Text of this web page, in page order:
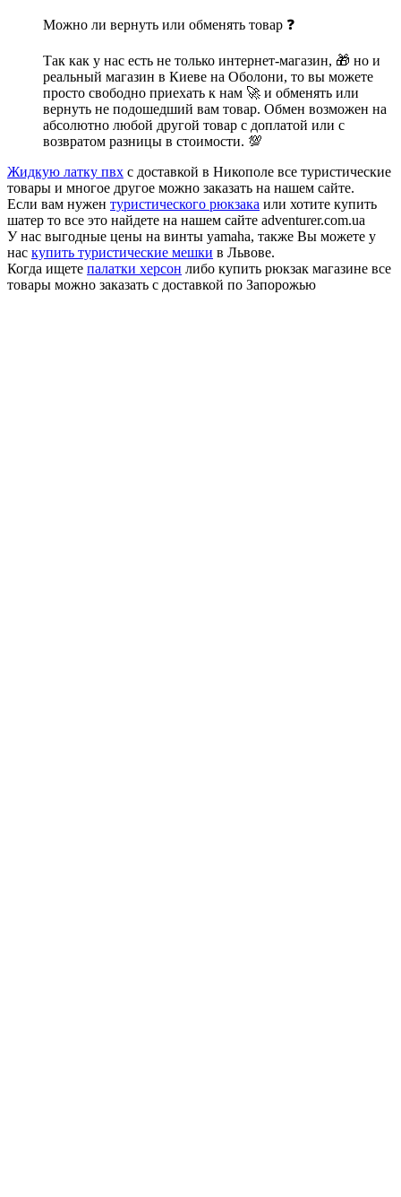
Можно ли вернуть или обменять товар ❓
Так как у нас есть не только интернет-магазин, 🎁 но и
реальный магазин в Киеве на Оболони, то вы можете
просто свободно приехать к нам 🚀 и обменять или
вернуть не подошедший вам товар. Обмен возможен на
абсолютно любой другой товар с доплатой или с
возвратом разницы в стоимости. 💯
Жидкую латку пвх с доставкой в Никополе все туристические
товары и многое другое можно заказать на нашем сайте.
Если вам нужен туристического рюкзака или хотите купить
шатер то все это найдете на нашем сайте adventurer.com.ua
У нас выгодные цены на винты yamaha, также Вы можете у
нас купить туристические мешки в Львове.
Когда ищете палатки херсон либо купить рюкзак магазине все
товары можно заказать с доставкой по Запорожью